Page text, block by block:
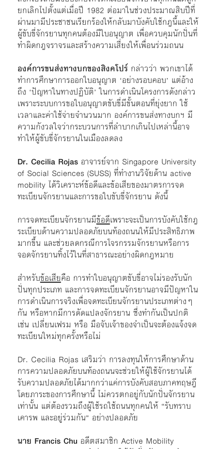
ยกเลิกไปตั้งแต่เมื่อปี 1982 ต่อมาในช่วงประมาณสิบปีที่
ผ่านมามีประชาชนเรียกร้องให้กลับมาบังคับใช้กฎนี้และให้
ผู้ขับขี่จักรยานทุกคนต้องมีใบอนุญาต เพื่อควบคุมนักปั่นที่
ทำผิดกฎจราจรและสร้างความเสี่ยงให้เพื่อนร่วมถนน
องค์การขนส่งทางบกของสิงคโปร์ กล่าวว่า พวกเขาได้
ทำการศึกษาการออกใบอนุญาต ‘อย่างรอบคอบ’ แต่อ้าง
ถึง ‘ปัญหาในทางปฏิบัติ’ ในการดำเนินโครงการดังกล่าว
เพราะระบบการขอใบอนุญาตขับขี่มีขั้นตอนที่ยุ่งยาก ใช้
เวลาและค่าใช้จ่ายจำนวนมาก องค์การขนส่งทางบก​ฯ มี
ความกังวลใจว่ากระบวนการที่ลำบากเกินไปเหล่านี้อาจ
ทำให้ผู้ขับขี่จักรยานในเมืองลดลง
Dr. Cecilia Rojasอาจารย์จาก Singapore University
of Social Sciences (SUSS) ที่ทำงานวิจัยด้าน active
mobility ได้วิเคราะห์ข้อดีและข้อเสียของมาตรการจด
ทะเบียนจักรยานและการขอใบขับขี่จักรยาน ดังนี้
การจดทะเบียนจักรยานมีข้อดีเพราะจะเป็นการบังคับใช้กฎ
ระเบียบด้านความปลอดภัยบนท้องถนนให้มีประสิทธิภาพ
มากขึ้น และช่วยลดกรณีการโจรกรรมจักรยานหรือการ
จอดจักรยานทิ้งไว้ในที่สาธารณะอย่างผิดกฎหมาย
สำหรับข้อเสียคือ การทำใบอนุญาตขับขี่อาจไม่รองรับนัก
ปั่นทุกประเภท และการจดทะเบียนจักรยานอาจมีปัญหาใน
การดำเนินการจริงเพื่อจดทะเบียนจักรยานประเภทต่างๆ
กัน หรือหากมีการดัดแปลงจักรยาน ซึ่งทำกันเป็นปกติ
เช่น เปลี่ยนเฟรม หรือ มือจับเจ้าของจำเป็นจะต้องแจ้งจด
ทะเบียนใหม่ทุกครั้งหรือไม่
Dr. Cecilia Rojas เสริมว่า การลงทุนให้การศึกษาด้าน
การความปลอดภัยบนท้องถนนจะช่วยให้ผู้ใช้จักรยานได้
รับความปลอดภัยได้มากกว่าแค่การบังคับสอบภาคทฤษฎี
โดยภาระของการศึกษานี้ ไม่ควรตกอยู่กับนักปั่นจักรยาน
เท่านั้น แต่ต้องรวมถึงผู้ใช้รถใช้ถนนทุกคนให้ “รับทราบ
เคารพ และอยู่ร่วมกัน” อย่างปลอดภัย
นาย Francis Chu อดีตสมาชิก Active Mobility